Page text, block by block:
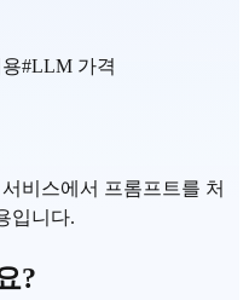
#LLM 가격
비스에서 프롬프트를 처
입니다.
?